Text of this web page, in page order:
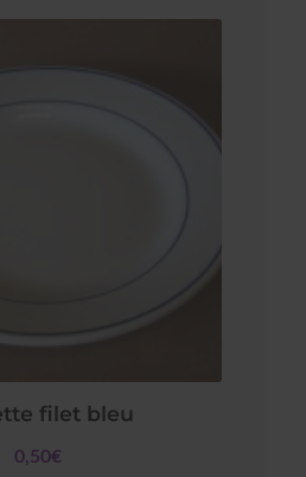
filet bleu
0,50€